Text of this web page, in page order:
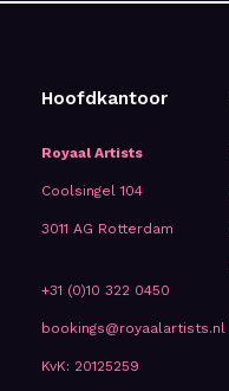
Hoofdkantoor
Royaal Artists
Coolsingel 104
3011 AG Rotterdam
+31 (0)10 322 0450
bookings@royaalartists.nl
KvK: 20125259